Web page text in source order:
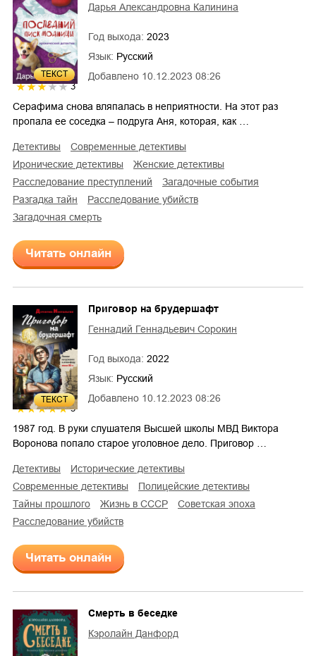
ТЕКСТ
3
Добавлено 10.12.2023 08:26
Дарья Александровна Калинина
Год выхода: 2023
Язык: Русский
Серафима снова вляпалась в неприятности. На этот раз
пропала ее соседка – подруга Аня, которая, как …
детективы
современные детективы
иронические детективы
женские детективы
расследование преступлений
загадочные события
разгадка тайн
расследование убийств
загадочная смерть
Читать онлайн
ТЕКСТ
5
Добавлено 10.12.2023 08:26
Приговор на брудершафт
Геннадий Геннадьевич Сорокин
Год выхода: 2022
Язык: Русский
1987 год. В руки слушателя Высшей школы МВД Виктора
Воронова попало старое уголовное дело. Приговор …
детективы
исторические детективы
современные детективы
полицейские детективы
тайны прошлого
жизнь в СССР
советская эпоха
расследование убийств
Читать онлайн
Смерть в беседке
Кэролайн Данфорд